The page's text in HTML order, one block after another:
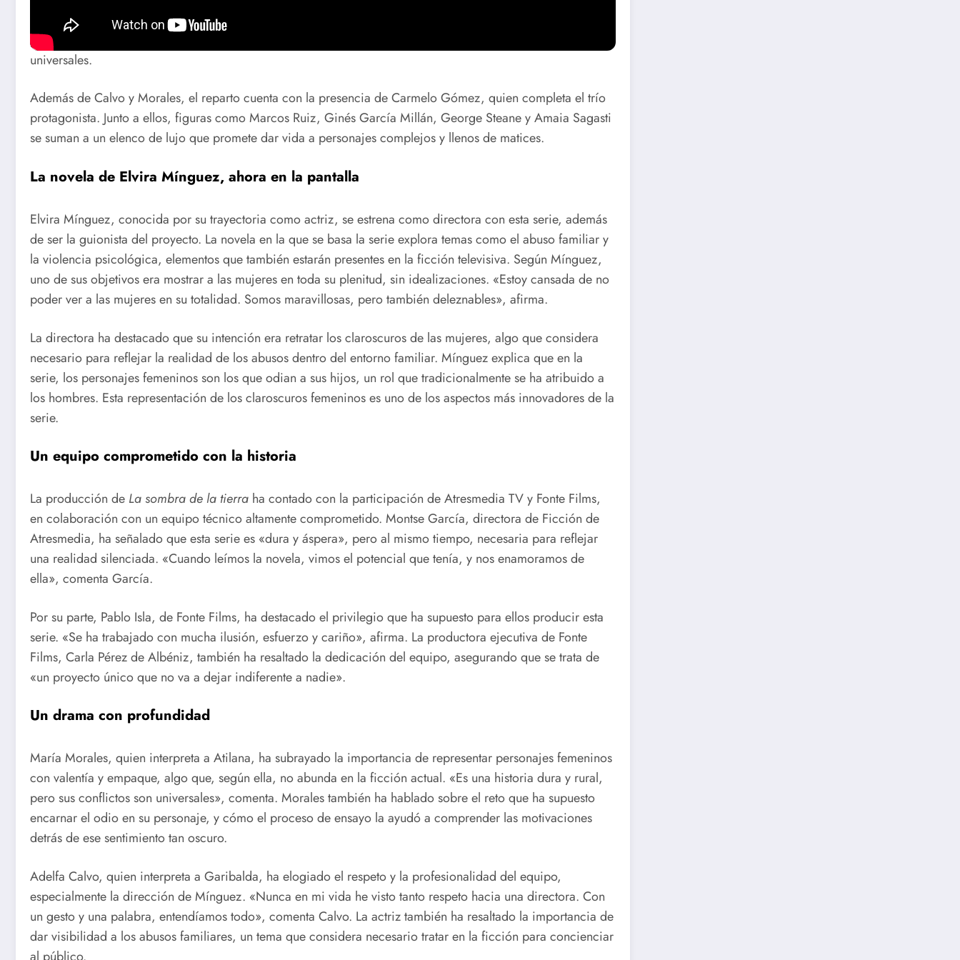
odio ancestral, y su conflicto será el eje central de la trama. La historia se sitúa a finales del siglo XIX en un
pequeño pueblo, lo que aporta un contexto rural a una narrativa que, a pesar de su localización, trata temas
universales.
Además de Calvo y Morales, el reparto cuenta con la presencia de Carmelo Gómez, quien completa el trío
protagonista. Junto a ellos, figuras como Marcos Ruiz, Ginés García Millán, George Steane y Amaia Sagasti
se suman a un elenco de lujo que promete dar vida a personajes complejos y llenos de matices.
La novela de Elvira Mínguez, ahora en la pantalla
Elvira Mínguez, conocida por su trayectoria como actriz, se estrena como directora con esta serie, además
de ser la guionista del proyecto. La novela en la que se basa la serie explora temas como el abuso familiar y
la violencia psicológica, elementos que también estarán presentes en la ficción televisiva. Según Mínguez,
uno de sus objetivos era mostrar a las mujeres en toda su plenitud, sin idealizaciones. «Estoy cansada de no
poder ver a las mujeres en su totalidad. Somos maravillosas, pero también deleznables», afirma.
La directora ha destacado que su intención era retratar los claroscuros de las mujeres, algo que considera
necesario para reflejar la realidad de los abusos dentro del entorno familiar. Mínguez explica que en la
serie, los personajes femeninos son los que odian a sus hijos, un rol que tradicionalmente se ha atribuido a
los hombres. Esta representación de los claroscuros femeninos es uno de los aspectos más innovadores de la
serie.
Un equipo comprometido con la historia
La producción de La sombra de la tierra ha contado con la participación de Atresmedia TV y Fonte Films,
en colaboración con un equipo técnico altamente comprometido. Montse García, directora de Ficción de
Atresmedia, ha señalado que esta serie es «dura y áspera», pero al mismo tiempo, necesaria para reflejar
una realidad silenciada. «Cuando leímos la novela, vimos el potencial que tenía, y nos enamoramos de
ella», comenta García.
Por su parte, Pablo Isla, de Fonte Films, ha destacado el privilegio que ha supuesto para ellos producir esta
serie. «Se ha trabajado con mucha ilusión, esfuerzo y cariño», afirma. La productora ejecutiva de Fonte
Films, Carla Pérez de Albéniz, también ha resaltado la dedicación del equipo, asegurando que se trata de
«un proyecto único que no va a dejar indiferente a nadie».
Un drama con profundidad
María Morales, quien interpreta a Atilana, ha subrayado la importancia de representar personajes femeninos
con valentía y empaque, algo que, según ella, no abunda en la ficción actual. «Es una historia dura y rural,
pero sus conflictos son universales», comenta. Morales también ha hablado sobre el reto que ha supuesto
encarnar el odio en su personaje, y cómo el proceso de ensayo la ayudó a comprender las motivaciones
detrás de ese sentimiento tan oscuro.
Adelfa Calvo, quien interpreta a Garibalda, ha elogiado el respeto y la profesionalidad del equipo,
especialmente la dirección de Mínguez. «Nunca en mi vida he visto tanto respeto hacia una directora. Con
un gesto y una palabra, entendíamos todo», comenta Calvo. La actriz también ha resaltado la importancia de
dar visibilidad a los abusos familiares, un tema que considera necesario tratar en la ficción para concienciar